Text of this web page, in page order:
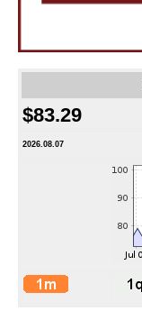
$83.29
2026.08.07